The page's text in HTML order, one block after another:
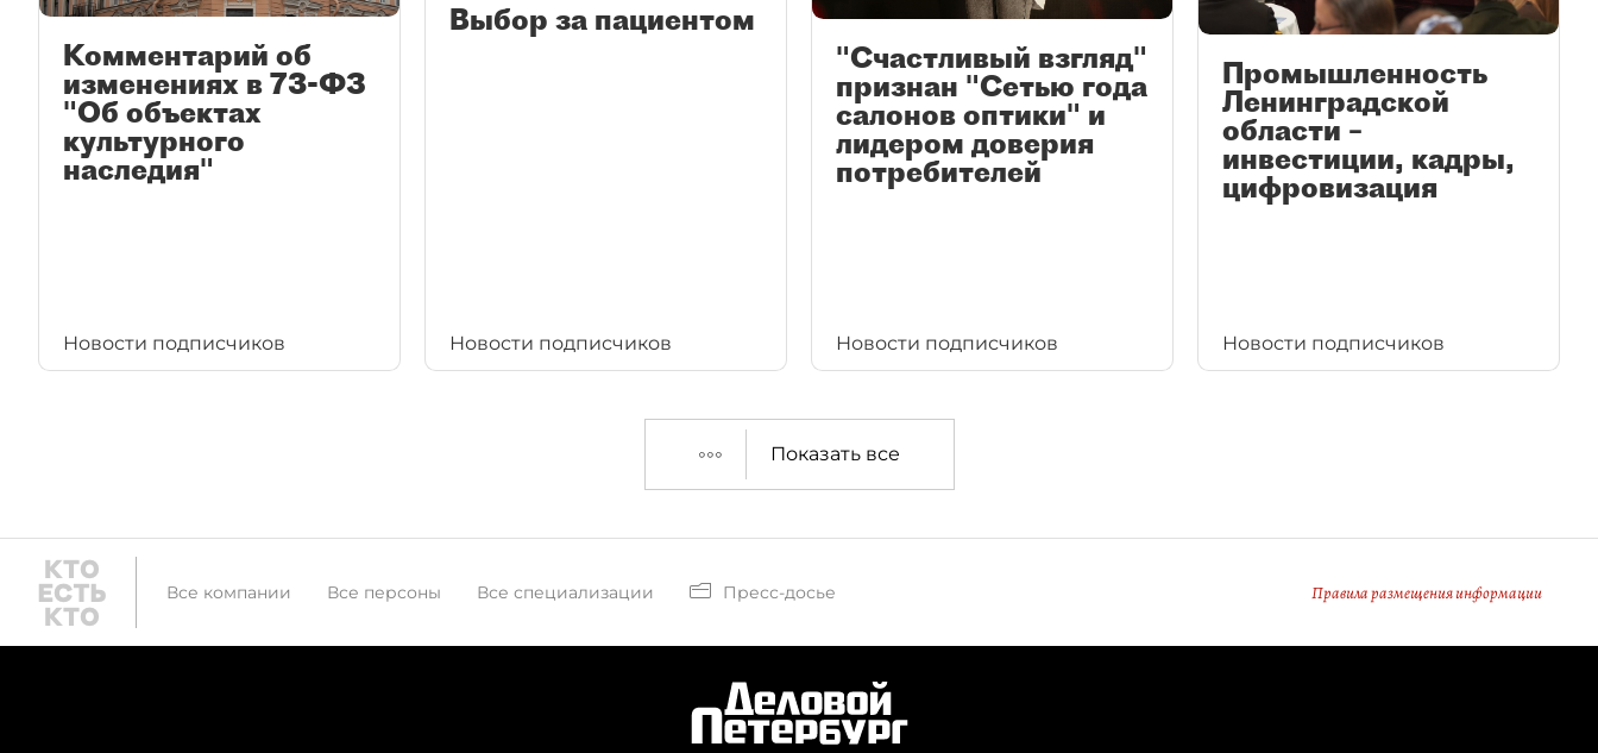
Комментарий об
изменениях в 73-ФЗ
"Об объектах
культурного
наследия"
Новости подписчиков
Выбор за пациентом
Новости подписчиков
"Счастливый взгляд"
признан "Сетью года
салонов оптики" и
лидером доверия
потребителей
Новости подписчиков
Промышленность
Ленинградской
области –
инвестиции, кадры,
цифровизация
Новости подписчиков
Показать все
Все компании Все персоны Все специализации Пресс-досье Правила размещения информации